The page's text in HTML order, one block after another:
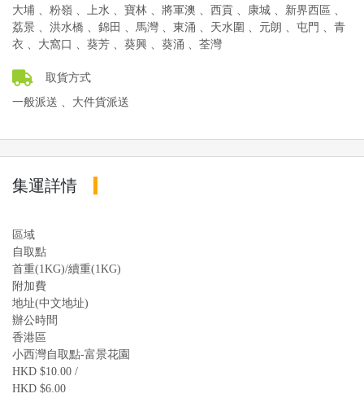
大埔 、粉嶺 、上水 、寶林 、將軍澳 、西貢 、康城 、新界西區 、
荔景 、洪水橋 、錦田 、馬灣 、東涌 、天水圍 、元朗 、屯門 、青
衣 、大窩口 、葵芳 、葵興 、葵涌 、荃灣
取貨方式
一般派送 、大件貨派送
集運詳情
區域
自取點
首重(1KG)/續重(1KG)
附加費
地址(中文地址)
辦公時間
香港區
小西灣自取點-富景花園
HKD $10.00 /
HKD $6.00